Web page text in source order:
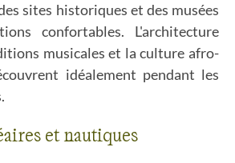
sites historiques et des musées
confortables. L'architecture
musicales et la culture afro-
idéalement pendant les
et nautiques